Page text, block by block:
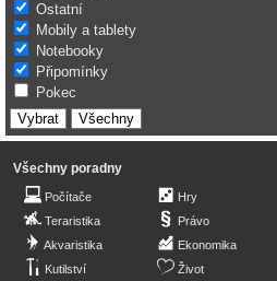
Ostatní
Mobily a tablety
Notebooky
Připomínky
Pokec
Všechny poradny
Počítače
Teraristika
Akvaristika
Kutilství
Hry
Právo
Ekonomika
Život